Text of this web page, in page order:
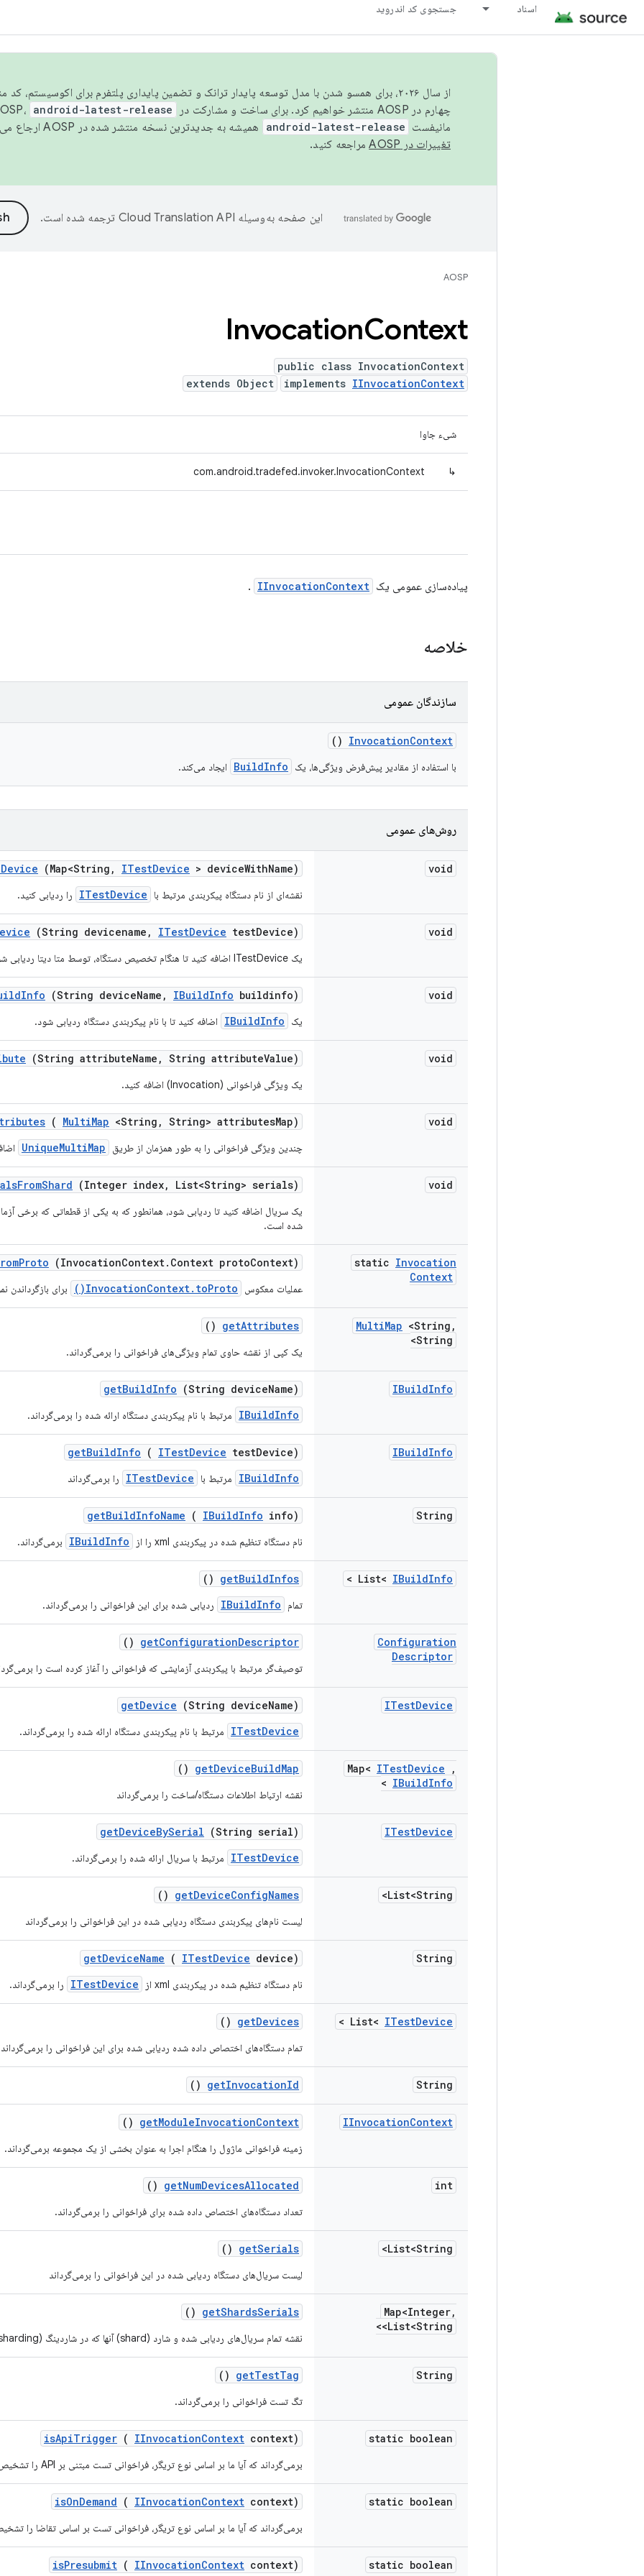
اسناد جستجوی کد اندروید
از سال ۲۰۲۶، برای همسو شدن با مدل توسعه پایدار ترانک و تضمین پایداری پلتفرم برای اکوسیستم،
چهارم در AOSP منتشر خواهیم کرد. برای ساخت و مشارکت در AOSP،
android-latest-release
مانیفست android-latest-release
همیشه به جدیدترین نسخه منتشر شده در AOSP ارجاع می‌دهد. برای اطلاعات بیشتر، به
تغییرات در AOSP
مراجعه کنید.
این صفحه به‌وسیله ترجمه شده است.
AOSP
InvocationContext
public class InvocationContext
extends Object
implements IInvocationContext
شیء جاوا
↳
com.android.tradefed.invoker.InvocationContext
پیاده‌سازی عمومی یک IInvocationContext
.
خلاصه
سازندگان عمومی
InvocationContext
()
با استفاده از مقادیر پیش‌فرض ویژگی‌ها، یک BuildInfo ایجاد می‌کند.
روش‌های عمومی
void
Device (Map<String , ITestDevice > deviceWithName)
نقشه‌ای از نام دستگاه پیکربندی مرتبط با ITestDevice را ردیابی کنید.
void
(String devicename , ITestDevice testDevice)
یک ITestDevice اضافه کنید تا هنگام تخصیص دستگاه، توسط متا دیتا ردیابی شود.
void
Info (String deviceName , IBuildInfo buildinfo)
یک IBuildInfo اضافه کنید تا با نام پیکربندی دستگاه ردیابی شود.
void
(String attributeName , String attributeValue)
یک ویژگی فراخوانی (Invocation) اضافه کنید.
void
( MultiMap <String , String> attributesMap)
چندین ویژگی فراخوانی را به طور همزمان از طریق UniqueMultiMap
void
FromShard (Integer index, List<String> serials)
یک سریال اضافه کنید تا ردیابی شود، همانطور که به یکی از قطعاتی که برخی
شده است.
static Invocation
Context
Proto (InvocationContext. Context protoContext)
عملیات معکوس InvocationContext.toProto() برای بازگرداندن
MultiMap <String ,
String>
getAttributes
()
یک کپی از نقشه حاوی تمام ویژگی‌های فراخوانی را برمی‌گرداند.
IBuildInfo
getBuildInfo (String deviceName)
IBuildInfo
مرتبط با نام پیکربندی دستگاه ارائه شده را برمی‌گرداند.
IBuildInfo
getBuildInfo ( ITestDevice testDevice)
IBuildInfo
مرتبط با ITestDevice را برمی‌گرداند
String
getBuildInfoName ( IBuildInfo info)
نام دستگاه تنظیم شده در پیکربندی xml را از IBuildInfo برمی‌گرداند.
List< IBuildInfo
>
getBuildInfos
()
تمام IBuildInfo ردیابی شده برای این فراخوانی را برمی‌گرداند.
Configuration
Descriptor
getConfigurationDescriptor
()
توصیف‌گر مرتبط با پیکربندی آزمایشی که فراخوانی را آغاز کرده است را
ITestDevice
getDevice (String deviceName)
ITestDevice
مرتبط با نام پیکربندی دستگاه ارائه شده را برمی‌گرداند.
Map< ITestDevice
,
IBuildInfo
>
getDeviceBuildMap
()
نقشه ارتباط اطلاعات دستگاه/ساخت را برمی‌گرداند
ITestDevice
getDeviceBySerial (String serial)
ITestDevice
مرتبط با سریال ارائه شده را برمی‌گرداند.
List<String>
getDeviceConfigNames
()
لیست نام‌های پیکربندی دستگاه ردیابی شده در این فراخوانی را برمی‌گرداند
String
getDeviceName ( ITestDevice device)
نام دستگاه تنظیم شده در پیکربندی xml از ITestDevice را برمی‌گرداند.
List< ITestDevice
>
getDevices
()
تمام دستگاه‌های اختصاص داده شده ردیابی شده برای این فراخوانی را
String
getInvocationId
()
IInvocationContext
getModuleInvocationContext
()
زمینه فراخوانی ماژول را هنگام اجرا به عنوان بخشی از یک مجموعه برمی‌گرداند.
int
getNumDevicesAllocated
()
تعداد دستگاه‌های اختصاص داده شده برای فراخوانی را برمی‌گرداند.
List<String>
getSerials
()
لیست سریال‌های دستگاه ردیابی شده در این فراخوانی را برمی‌گرداند
Map<Integer,
List<String>>
getShardsSerials
()
نقشه تمام سریال‌های ردیابی شده و شارد (shard) آنها که در شاردینگ (sharding) دخیل هستند را برمی‌گرداند.
String
getTestTag
()
تگ تست فراخوانی را برمی‌گرداند.
static boolean
isApiTrigger ( IInvocationContext context)
برمی‌گرداند که آیا ما بر اساس نوع تریگر، فراخوانی تست مبتنی بر API را تشخیص می‌دهیم یا خیر.
static boolean
isOnDemand ( IInvocationContext context)
برمی‌گرداند که آیا ما بر اساس نوع تریگر، فراخوانی تست بر اساس تقاضا را
static boolean
isPresubmit ( IInvocationContext context)